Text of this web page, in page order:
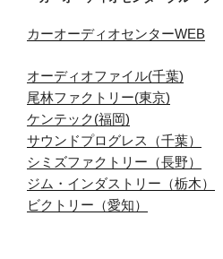
カーオーディオセンターWEB
オーディオファイル(千葉)
尾林ファクトリー(東京)
ケンテック(福岡)
サウンドプログレス（千葉）
シミズファクトリー（長野）
ジム・インダストリー（栃木）
ビクトリー（愛知）